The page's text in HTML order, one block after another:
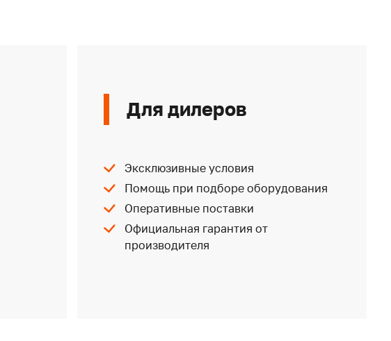
Для дилеров
Эксклюзивные условия
Помощь при подборе оборудования
Оперативные поставки
Официальная гарантия от
производителя